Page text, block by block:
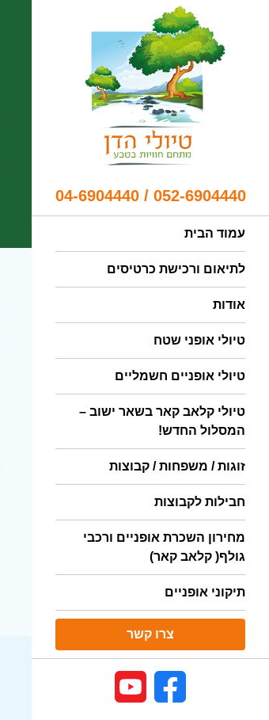
052-6904440 / 04-6904440
עמוד הבית
לתיאום ורכישת כרטיסים
אודות
טיולי אופני שטח
טיולי אופניים חשמליים
טיולי קלאב קאר בשאר ישוב –
המסלול החדש!
זוגות / משפחות / קבוצות
חבילות לקבוצות
מחירון השכרת אופניים ורכבי
גולף( קלאב קאר)
תיקוני אופניים
צרו קשר